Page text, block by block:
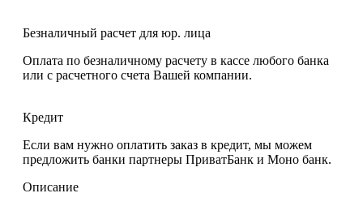
Безналичный расчет для юр. лица
Оплата по безналичному расчету в кассе любого банка
или с расчетного счета Вашей компании.
Кредит
Если вам нужно оплатить заказ в кредит, мы можем
предложить банки партнеры ПриватБанк и Моно банк.
Описание